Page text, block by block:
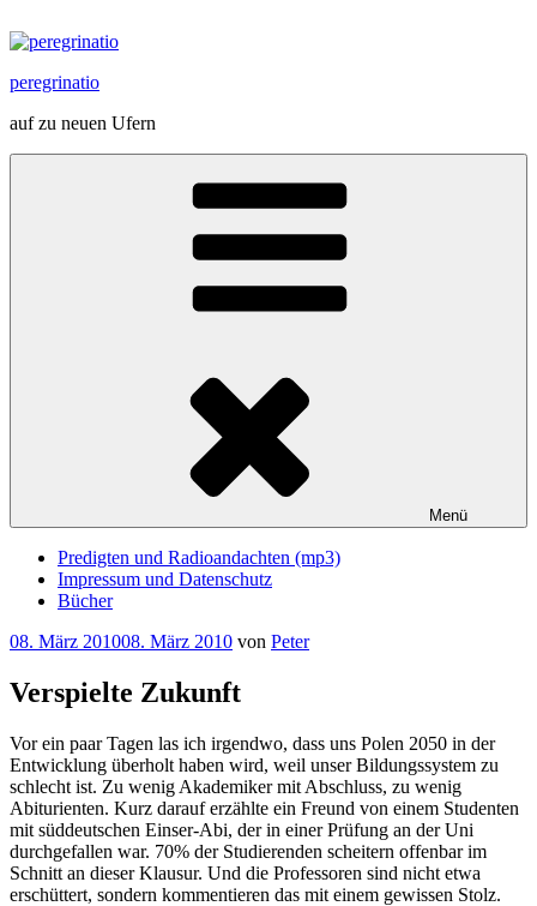
Inhalt
peregrinatio
auf zu neuen Ufern
Menü
Predigten und Radioandachten (mp3)
Impressum und Datenschutz
Bücher
Veröffentlicht
08. März 201008. März 2010 von Peter
Verspielte Zukunft
Vor ein paar Tagen las ich irgendwo, dass uns Polen 2050 in der
Entwicklung überholt haben wird, weil unser Bildungssystem zu
schlecht ist. Zu wenig Akademiker mit Abschluss, zu wenig
Abiturienten. Kurz darauf erzählte ein Freund von einem Studenten
mit süddeutschen Einser-Abi, der in einer Prüfung an der Uni
durchgefallen war. 70% der Studierenden scheitern offenbar im
Schnitt an dieser Klausur. Und die Professoren sind nicht etwa
erschüttert, sondern kommentieren das mit einem gewissen Stolz.